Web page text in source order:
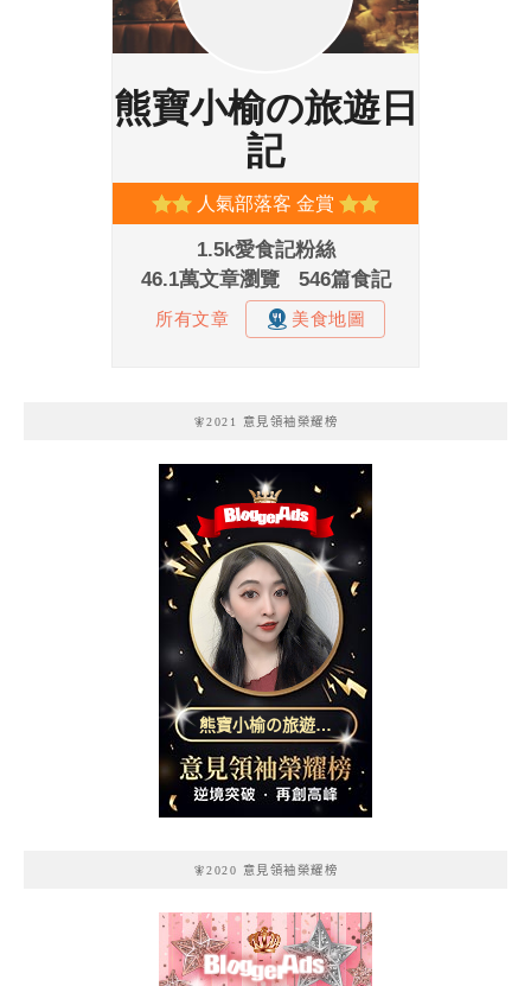
🧚2021 意見領袖榮耀榜
熊寶小榆の旅遊日
記
🧚2020 意見領袖榮耀榜